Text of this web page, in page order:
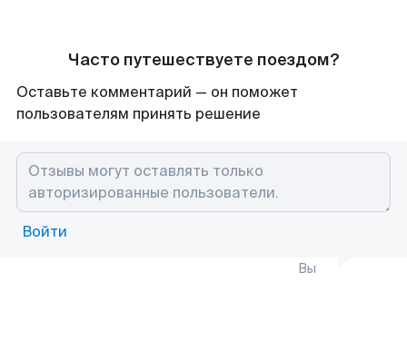
Часто путешествуете поездом?
Оставьте комментарий — он поможет
пользователям принять решение
Войти
Вы